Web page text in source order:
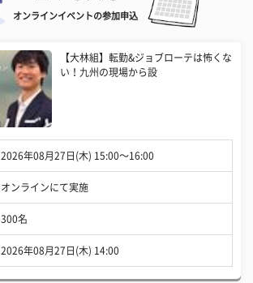
オンラインイベントの参加申込
【大林組】転勤&ジョブローテは怖くな
い！九州の現場から設
2026年08月27日(木) 15:00〜16:00
オンラインにて実施
300名
2026年08月27日(木) 14:00